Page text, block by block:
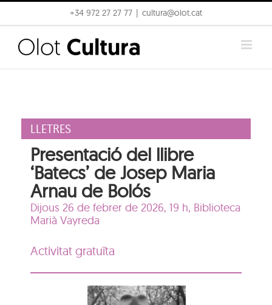
to
content
+34 972 27 27 77 cultura@olot.cat
LLETRES
Presentació del llibre
‘Batecs’ de Josep Maria
Arnau de Bolós
Dijous 26 de febrer de 2026, 19 h, Biblioteca
Marià Vayreda
Activitat gratuïta